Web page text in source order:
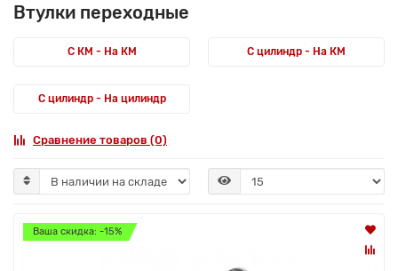
Втулки переходные
С КМ - На КМ С цилиндр - На КМ
С цилиндр - На цилиндр
Сравнение товаров (0)
Ваша скидка: -15%